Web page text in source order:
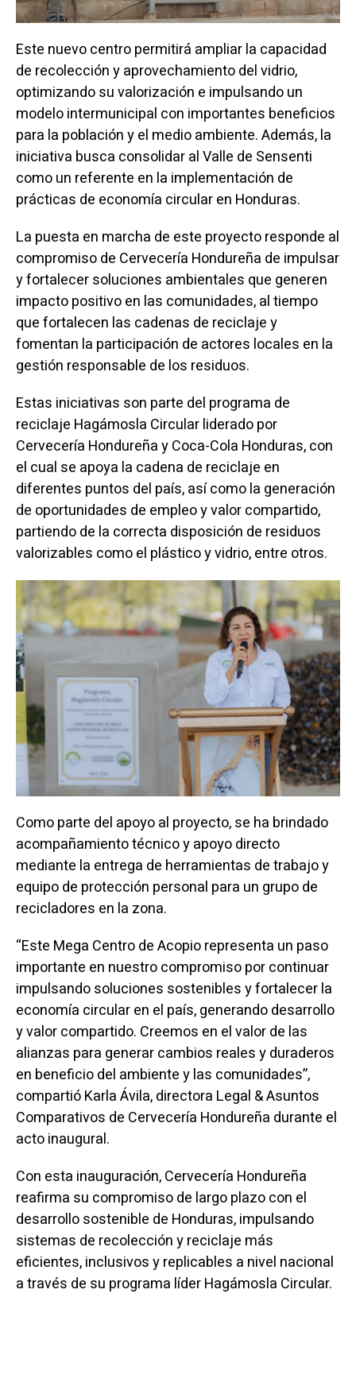
Este nuevo centro permitirá ampliar la capacidad
de recolección y aprovechamiento del vidrio,
optimizando su valorización e impulsando un
modelo intermunicipal con importantes beneficios
para la población y el medio ambiente. Además, la
iniciativa busca consolidar al Valle de Sensenti
como un referente en la implementación de
prácticas de economía circular en Honduras.
La puesta en marcha de este proyecto responde al
compromiso de Cervecería Hondureña de impulsar
y fortalecer soluciones ambientales que generen
impacto positivo en las comunidades, al tiempo
que fortalecen las cadenas de reciclaje y
fomentan la participación de actores locales en la
gestión responsable de los residuos.
Estas iniciativas son parte del programa de
reciclaje Hagámosla Circular liderado por
Cervecería Hondureña y Coca-Cola Honduras, con
el cual se apoya la cadena de reciclaje en
diferentes puntos del país, así como la generación
de oportunidades de empleo y valor compartido,
partiendo de la correcta disposición de residuos
valorizables como el plástico y vidrio, entre otros.
Como parte del apoyo al proyecto, se ha brindado
acompañamiento técnico y apoyo directo
mediante la entrega de herramientas de trabajo y
equipo de protección personal para un grupo de
recicladores en la zona.
“Este Mega Centro de Acopio representa un paso
importante en nuestro compromiso por continuar
impulsando soluciones sostenibles y fortalecer la
economía circular en el país, generando desarrollo
y valor compartido. Creemos en el valor de las
alianzas para generar cambios reales y duraderos
en beneficio del ambiente y las comunidades”,
compartió Karla Ávila, directora Legal & Asuntos
Comparativos de Cervecería Hondureña durante el
acto inaugural.
Con esta inauguración, Cervecería Hondureña
reafirma su compromiso de largo plazo con el
desarrollo sostenible de Honduras, impulsando
sistemas de recolección y reciclaje más
eficientes, inclusivos y replicables a nivel nacional
a través de su programa líder Hagámosla Circular.